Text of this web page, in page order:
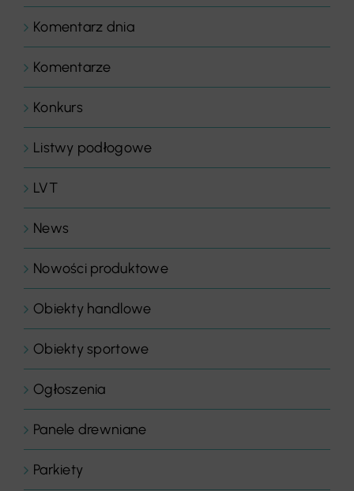
Komentarz dnia
Komentarze
Konkurs
Listwy podłogowe
LVT
News
Nowości produktowe
Obiekty handlowe
Obiekty sportowe
Ogłoszenia
Panele drewniane
Parkiety